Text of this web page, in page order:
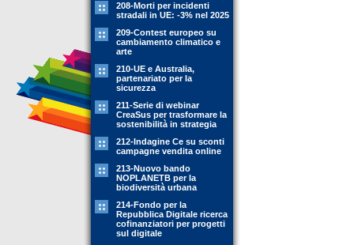
208-Morti per incidenti
stradali in UE: -3% nel 2025
209-Contest europeo su
cambiamento climatico e
arte
210-UE e Australia,
partenariato per la
sicurezza
211-Serie di webinar
CreaSus per trasformare la
sostenibilità in strategia
212-Indagine Ce su sconti
campagne vendita online
213-Nuovo bando
NOPLANETB per la
biodiversità urbana
214-Fondo per la
Repubblica Digitale ricerca
cofinanziatori per progetti
sul digitale